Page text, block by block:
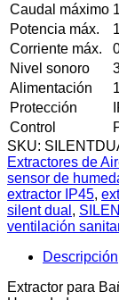
Caudal máximo
Potencia máx.
Corriente máx.
Nivel sonoro
Alimentación
Protección
Control
SKU:
Extractores de
sensor de
extractor IP45,
silent dual ,
ventilación
Descripción
Extractor para